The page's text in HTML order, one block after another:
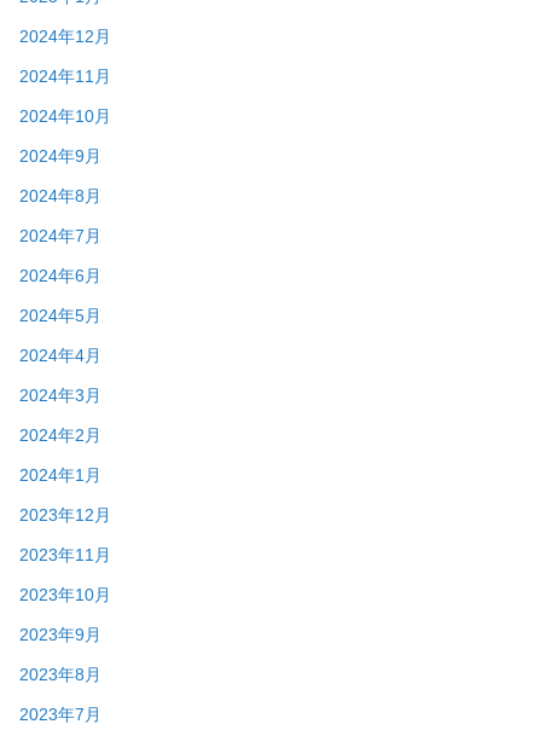
2024年12月
2024年11月
2024年10月
2024年9月
2024年8月
2024年7月
2024年6月
2024年5月
2024年4月
2024年3月
2024年2月
2024年1月
2023年12月
2023年11月
2023年10月
2023年9月
2023年8月
2023年7月